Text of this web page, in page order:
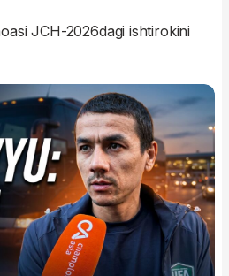
JCH-2026dagi ishtirokini